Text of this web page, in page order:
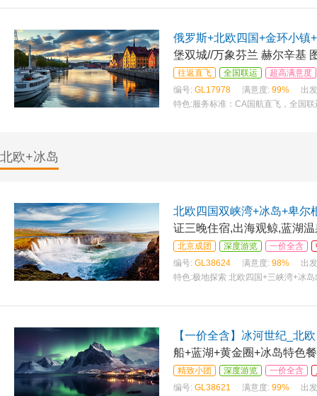
俄罗斯+北欧四国+金环小镇
堡双城//万象芬兰 赫尔辛基
往返直飞 全国联运
超高满意度
编号: GL17978 满意度: 99%
出
特色:服务标准：CA国航直飞，全国
北欧+冰岛
北欧四国双峡湾+冰岛+卑尔
证三晚住宿,出海观鲸,蓝湖
北京成团 深度游览 一价全含
编号: GL38624 满意度: 98%
出
特色:极地探索 北欧四国+三峡湾+冰
【一价全含】冰河世纪_北
船+蓝湖+黄金圈+冰岛特色
精致小团 深度游览 一价全含
编号: GL38621 满意度: 99%
出